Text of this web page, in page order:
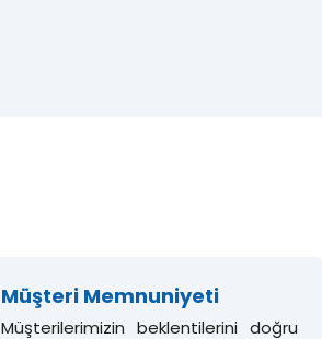
Müşteri Memnuniyeti
Müşterilerimizin beklentilerini doğru